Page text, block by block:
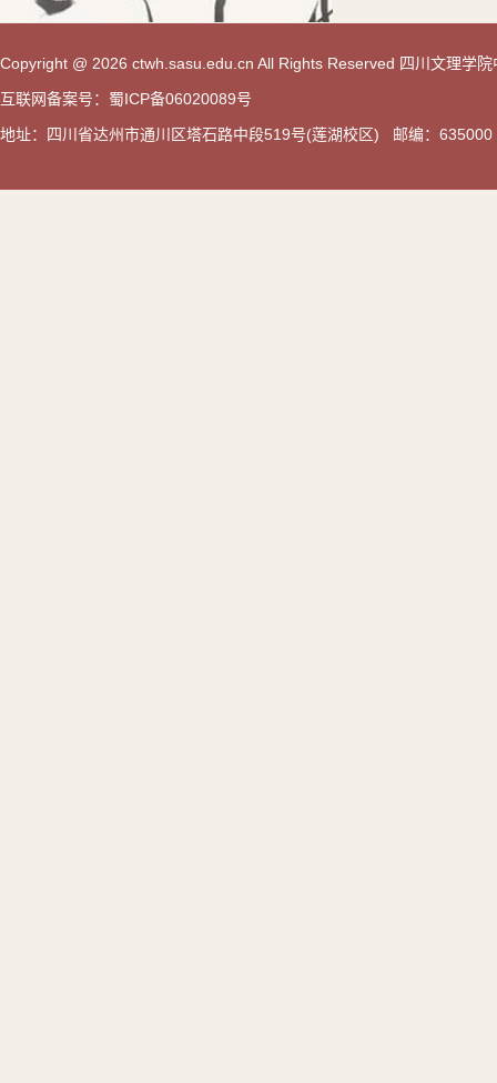
Copyright @ 2026 ctwh.sasu.edu.cn All Rights Reserved 四川文理学
互联网备案号：蜀ICP备06020089号
地址：四川省达州市通川区塔石路中段519号(莲湖校区) 邮编：